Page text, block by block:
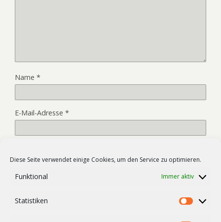
Diese Seite verwendet einige Cookies, um den Service zu optimieren.
Funktional Immer aktiv
Statistiken
Name *
E-Mail-Adresse *
meinen nächsten Kommentar speichern.